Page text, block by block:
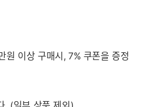
원 이상 구매시, 7% 쿠폰을 증정